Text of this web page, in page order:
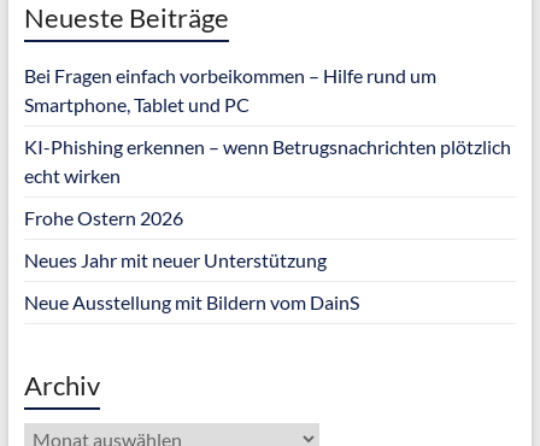
Neueste Beiträge
Bei Fragen einfach vorbeikommen – Hilfe rund um
Smartphone, Tablet und PC
KI-Phishing erkennen – wenn Betrugsnachrichten plötzlich
echt wirken
Frohe Ostern 2026
Neues Jahr mit neuer Unterstützung
Neue Ausstellung mit Bildern vom DainS
Archiv
Archiv